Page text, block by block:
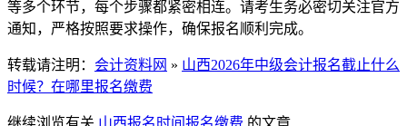
等多个环节，每个步骤都紧密相连。请考生务必密切关注官方
通知，严格按照要求操作，确保报名顺利完成。
转载请注明： 会计资料网 » 山西2026年中级会计报名截止什么
时候？在哪里报名缴费
继续浏览有关 山西报名时间报名缴费 的文章